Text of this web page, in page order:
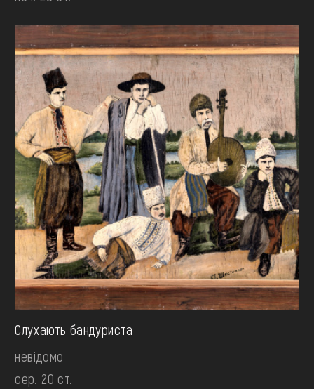
Слухають бандуриста
невідомо
сер. 20 ст.